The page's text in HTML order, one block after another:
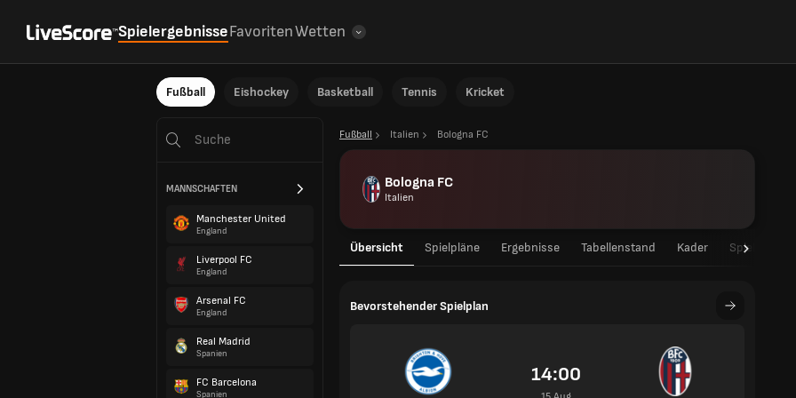
SpielergebnisseFavoritenWetten
Fußball Eishockey Basketball Tennis Kricket
MANNSCHAFTEN
Manchester United
England
Liverpool FC
England
Arsenal FC
England
Real Madrid
Spanien
FC Barcelona
Spanien
Fußball Italien Bologna FC
Bologna FC
Italien
Übersicht Spielpläne Ergebnisse Tabellenstand Kader
Bevorstehender Spielplan
14:00